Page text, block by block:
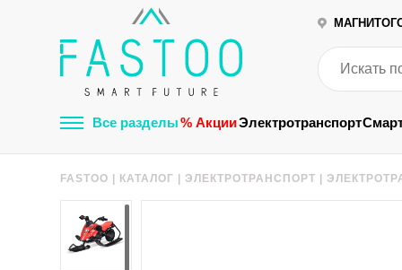
Все разделы% АкцииЭлектротранспорт
FASTOO КАТАЛОГ ЭЛЕКТРОТРАНСПОРТ